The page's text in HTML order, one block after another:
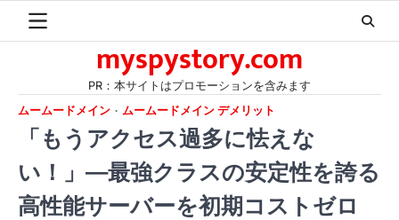
myspystory.com
PR：本サイトはプロモーションを含みます
ムームードメイン
ムームードメイン デメリット
「もうアクセス過多に怯えな
い！」—最強クラスの安定性を誇る
高性能サーバーを初期コストゼロ